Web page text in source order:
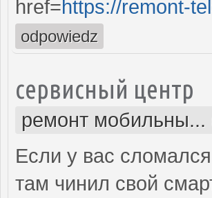
href=https://remont-
odpowiedz
сервисный центр
ремонт
Если у вас
там чинил свой